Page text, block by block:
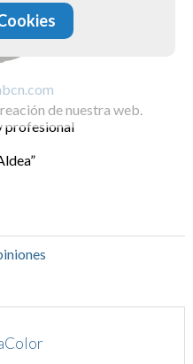
de nuestra web.
profesional